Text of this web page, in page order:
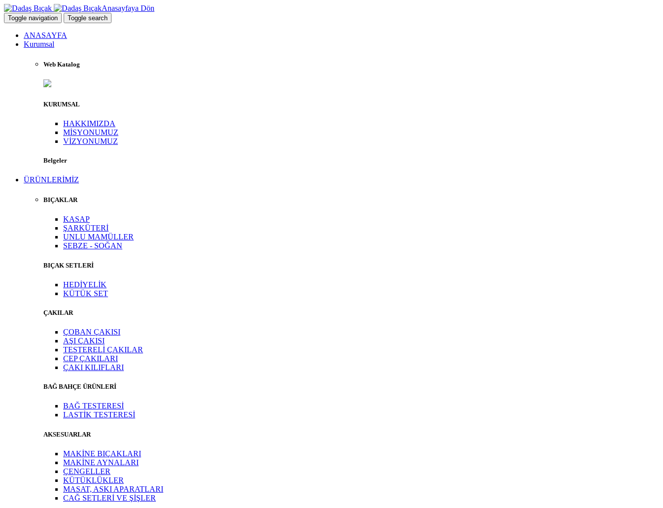
Anasayfaya Dön
Toggle navigation Toggle search
ANASAYFA
Kurumsal
Web Katalog
KURUMSAL
HAKKIMIZDA
MİSYONUMUZ
VİZYONUMUZ
Belgeler
ÜRÜNLERİMİZ
BIÇAKLAR
KASAP
ŞARKÜTERİ
UNLU MAMÜLLER
SEBZE - SOĞAN
BIÇAK SETLERİ
HEDİYELİK
KÜTÜK SET
ÇAKILAR
ÇOBAN ÇAKISI
AŞI ÇAKISI
TESTERELİ ÇAKILAR
CEP ÇAKILARI
ÇAKI KILIFLARI
BAĞ BAHÇE ÜRÜNLERİ
BAĞ TESTERESİ
LASTİK TESTERESİ
AKSESUARLAR
MAKİNE BIÇAKLARI
MAKİNE AYNALARI
ÇENGELLER
KÜTÜKLÜKLER
MASAT, ASKI APARATLARI
CAĞ SETLERİ VE ŞİŞLER